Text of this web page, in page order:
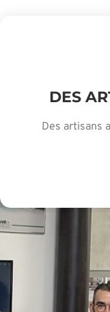
DES
Des artisans